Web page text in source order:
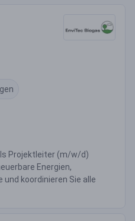
Projektleiter (m/w/d)
Energien,
koordinieren Sie alle